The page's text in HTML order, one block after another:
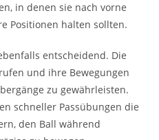
in denen sie nach vorne
Positionen halten sollten.
entscheidend. Die
und ihre Bewegungen
zu gewährleisten.
schneller Passübungen die
den Ball während